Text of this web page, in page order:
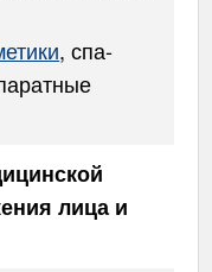
, спа-
лица и